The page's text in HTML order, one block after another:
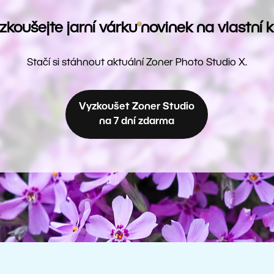
jarní várku novinek na vlastní
Stačí si stáhnout aktuální Zoner Photo Studio X.
Vyzkoušet Zoner Studio
na 7 dní zdarma